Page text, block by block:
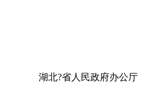
湖北?省人民政府办公厅